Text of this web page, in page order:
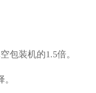
包装机的1.5倍。